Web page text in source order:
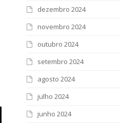
dezembro 2024
novembro 2024
outubro 2024
setembro 2024
agosto 2024
julho 2024
junho 2024